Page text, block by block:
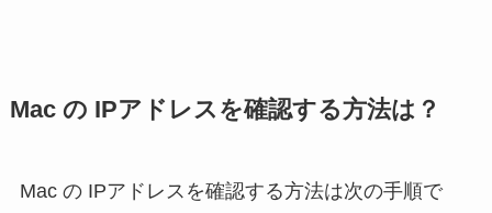
Mac の IPアドレスを確認する方法は？
Mac の IPアドレスを確認する方法は次の手順で